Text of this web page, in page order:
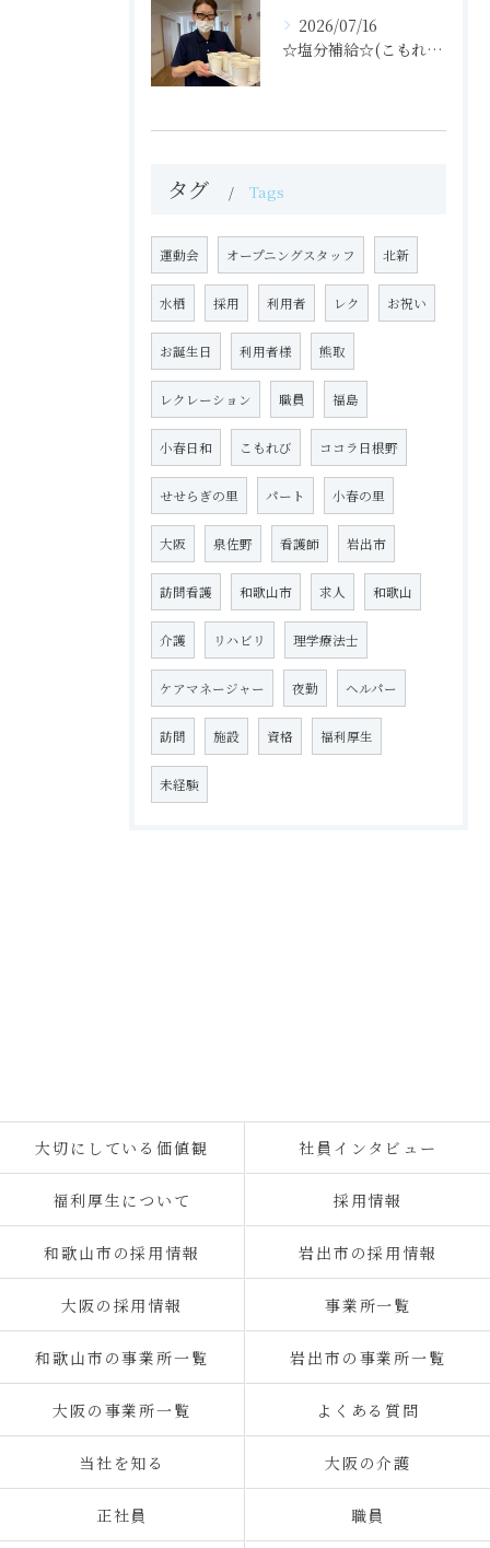
2026/07/16
☆塩分補給☆(こもれびの里)
タグ Tags
運動会 オープニングスタッフ 北新
水栖 採用 利用者 レク お祝い
お誕生日 利用者様 熊取
レクレーション 職員 福島
小春日和 こもれび ココラ日根野
せせらぎの里 パート 小春の里
大阪 泉佐野 看護師 岩出市
訪問看護 和歌山市 求人 和歌山
介護 リハビリ 理学療法士
ケアマネージャー 夜勤 ヘルパー
訪問 施設 資格 福利厚生
未経験
大切にしている価値観 社員インタビュー
福利厚生について 採用情報
和歌山市の採用情報 岩出市の採用情報
大阪の採用情報 事業所一覧
和歌山市の事業所一覧 岩出市の事業所一覧
大阪の事業所一覧 よくある質問
当社を知る 大阪の介護
正社員 職員